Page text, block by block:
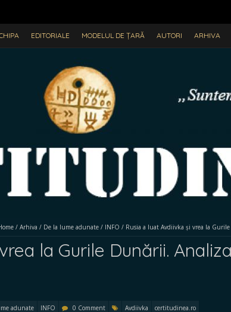
EDITORIALE MODELUL DE ȚARĂ AUTORI ARHIVA
/ Arhiva / De la lume adunate / INFO / Rusia a luat Avdiivka și vrea la
la Gurile Dunării.
adunate INFO 0 Comment Avdiivka
certitudinea.ro